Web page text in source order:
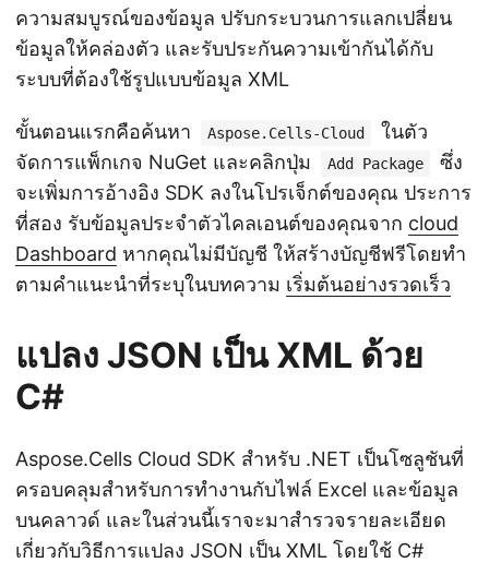
ความสมบูรณ์ของข้อมูล ปรับกระบวนการแลกเปลี่ยน
ข้อมูลให้คล่องตัว และรับประกันความเข้ากันได้กับ
ระบบที่ต้องใช้รูปแบบข้อมูล XML
ขั้นตอนแรกคือค้นหา Aspose.Cells-Cloud
ในตัว
จัดการแพ็กเกจ NuGet และคลิกปุ่ม
Add Package
ซึ่ง
จะเพิ่มการอ้างอิง SDK ลงในโปรเจ็กต์ของคุณ ประการ
ที่สอง รับข้อมูลประจำตัวไคลเอนต์ของคุณจาก cloud
Dashboard หากคุณไม่มีบัญชี ให้สร้างบัญชีฟรีโดยทำ
ตามคำแนะนำที่ระบุในบทความ เริ่มต้นอย่างรวดเร็ว
แปลง JSON เป็น XML ด้วย
C#
Aspose.Cells Cloud SDK สำหรับ .NET เป็นโซลูชันที่
ครอบคลุมสำหรับการทำงานกับไฟล์ Excel และข้อมูล
บนคลาวด์ และในส่วนนี้เราจะมาสำรวจรายละเอียด
เกี่ยวกับวิธีการแปลง JSON เป็น XML โดยใช้ C#